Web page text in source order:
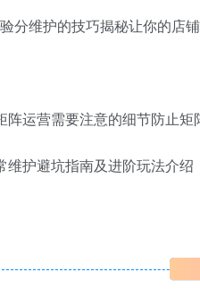
分维护的技巧揭秘让你的店
阵运营需要注意的细节防止
维护避坑指南及进阶玩法介绍